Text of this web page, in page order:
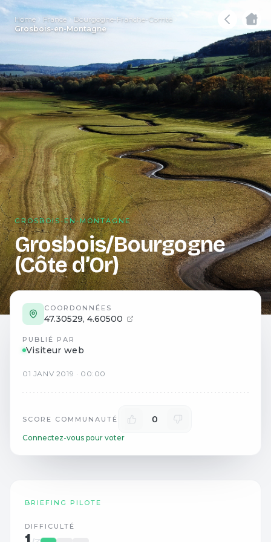
Home France
Bourgogne-Franche-Comté
Grosbois-en-Montagne
GROSBOIS-EN-MONTAGNE
Grosbois/Bourgogne
(Côte d’Or)
COORDONNÉES
47.30529, 4.60500
PUBLIÉ PAR
Visiteur web
01 JANV 2019 · 00:00
SCORE COMMUNAUTÉ 0
Connectez-vous pour voter
BRIEFING PILOTE
DIFFICULTÉ